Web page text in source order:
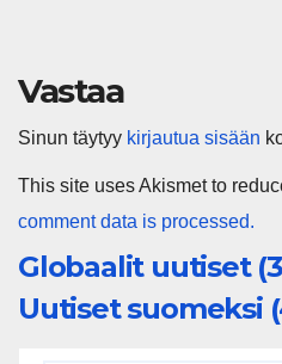
Vastaa
Sinun täytyy kirjautua sisään
This site uses Akismet to
comment data is processed.
Globaalit uutiset
Uutiset suomeksi